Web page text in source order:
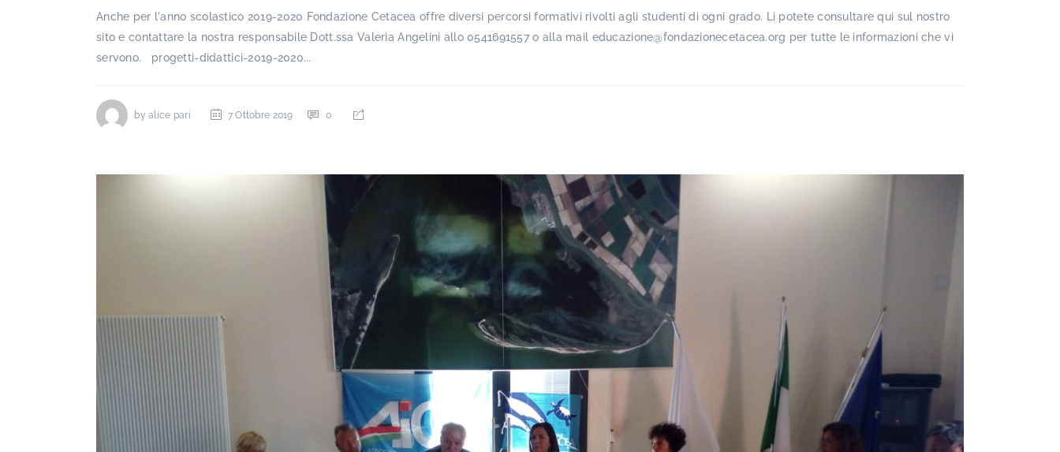
Anche per l'anno scolastico 2019-2020 Fondazione Cetacea offre diversi percorsi formativi rivolti agli studenti di ogni grado. Li potete consultare qui sul nostro
sito e contattare la nostra responsabile Dott.ssa Valeria Angelini allo 0541691557 o alla mail educazione@fondazionecetacea.org per tutte le informazioni che vi
servono. progetti-didattici-2019-2020...
byalice pari 7 Ottobre 2019 0